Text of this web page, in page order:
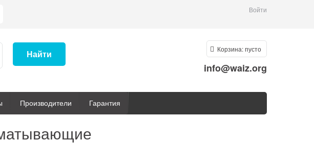
Войти
Найти Корзина:пусто
info@waiz.org
Производители Гарантия